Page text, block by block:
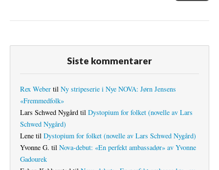
Siste kommentarer
Rex Weber til Ny stripeserie i Nye NOVA: Jørn Jensens
«Fremmedfolk»
Lars Schwed Nygård til Dystopium for folket (novelle av Lars
Schwed Nygård)
Lene til Dystopium for folket (novelle av Lars Schwed Nygård)
Yvonne G. til Nova-debut: «En perfekt ambassadør» av Yvonne
Gadourek